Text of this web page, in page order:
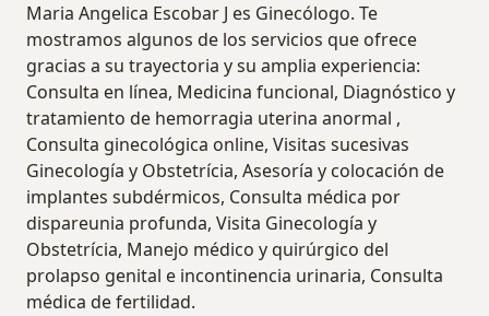
Maria Angelica Escobar J es Ginecólogo. Te
mostramos algunos de los servicios que ofrece
gracias a su trayectoria y su amplia experiencia:
Consulta en línea, Medicina funcional, Diagnóstico y
tratamiento de hemorragia uterina anormal ,
Consulta ginecológica online, Visitas sucesivas
Ginecología y Obstetrícia, Asesoría y colocación de
implantes subdérmicos, Consulta médica por
dispareunia profunda, Visita Ginecología y
Obstetrícia, Manejo médico y quirúrgico del
prolapso genital e incontinencia urinaria, Consulta
médica de fertilidad.